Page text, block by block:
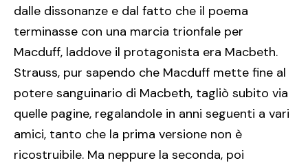
dalle dissonanze e dal fatto che il poema
terminasse con una marcia trionfale per
Macduff, laddove il protagonista era Macbeth.
Strauss, pur sapendo che Macduff mette fine al
potere sanguinario di Macbeth, tagliò subito via
quelle pagine, regalandole in anni seguenti a vari
amici, tanto che la prima versione non è
ricostruibile. Ma neppure la seconda, poi